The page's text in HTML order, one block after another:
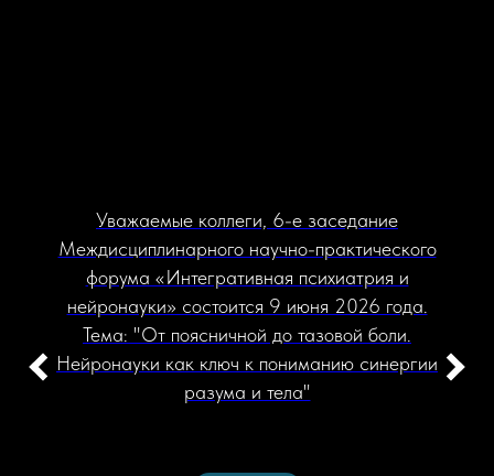
Уважаемые коллеги, 6-е заседание
Междисциплинарного научно-практического
форума «Интегративная психиатрия и
нейронауки» состоится 9 июня 2026 года.
Тема: "От поясничной до тазовой боли.
Нейронауки как ключ к пониманию синергии
разума и тела"